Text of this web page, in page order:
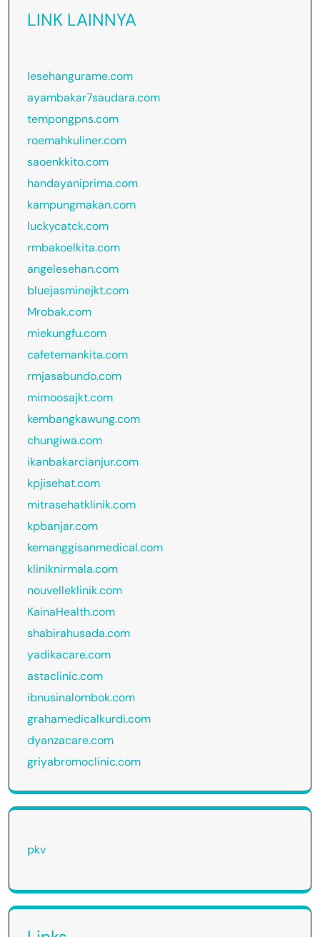
LINK LAINNYA
lesehangurame.com
ayambakar7saudara.com
tempongpns.com
roemahkuliner.com
saoenkkito.com
handayaniprima.com
kampungmakan.com
luckycatck.com
rmbakoelkita.com
angelesehan.com
bluejasminejkt.com
Mrobak.com
miekungfu.com
cafetemankita.com
rmjasabundo.com
mimoosajkt.com
kembangkawung.com
chungiwa.com
ikanbakarcianjur.com
kpjisehat.com
mitrasehatklinik.com
kpbanjar.com
kemanggisanmedical.com
kliniknirmala.com
nouvelleklinik.com
KainaHealth.com
shabirahusada.com
yadikacare.com
astaclinic.com
ibnusinalombok.com
grahamedicalkurdi.com
dyanzacare.com
griyabromoclinic.com
pkv